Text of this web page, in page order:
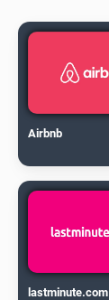
Airbnb
lastminute.com